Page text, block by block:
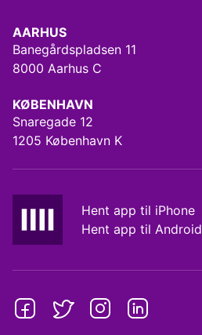
AARHUS
Banegårdspladsen 11
8000 Aarhus C
KØBENHAVN
Snaregade 12
1205 København K
Hent app til iPhone
Hent app til Android